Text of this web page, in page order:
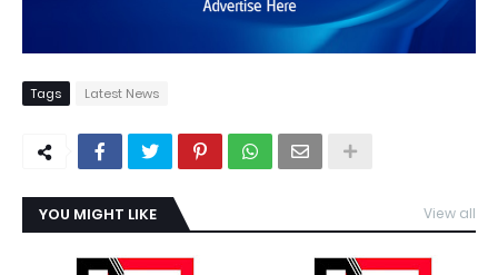
Tags Latest News
YOU MIGHT LIKE View all